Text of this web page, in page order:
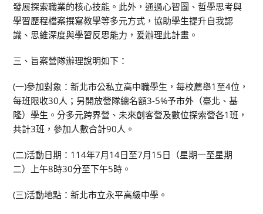
發展探索職業的核心技能。此外，通過心智圖、哲學思考與
學習歷程檔案撰寫教學等多元方式，協助學生提升自我認
識、思維深度與學習反思能力，爰辦理此計畫。
三、旨案營隊辦理說明如下：
(一)參加對象：新北市公私立高中職學生，每校薦舉1至4位，
每班限收30人；另開放營隊總名額3-5%予市外（臺北、基
隆）學生。分多元跨界營、未來創客營及數位探索營各1班，
共計3班，參加人數合計90人。
(二)活動日期：114年7月14日至7月15日（星期一至星期
二）上午8時30分至下午5時。
(三)活動地點：新北市立永平高級中學。